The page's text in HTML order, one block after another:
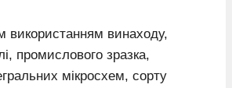
використанням винаходу,
промислового зразка,
мікросхем, сорту